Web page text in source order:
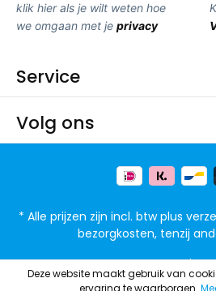
klik hier als je wilt weten hoe
we omgaan met je privacy
Volg ons
Service
* Alle prijzen zijn incl. btw plus
bezorgkosten, tenzij
FAQ
Deze website maakt gebruik van
ervaring te waarborgen.